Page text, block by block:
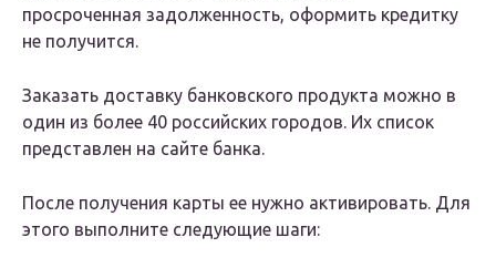
просроченная задолженность, оформить кредитку
не получится.
Заказать доставку банковского продукта можно в
один из более 40 российских городов. Их список
представлен на сайте банка.
После получения карты ее нужно активировать. Для
этого выполните следующие шаги: